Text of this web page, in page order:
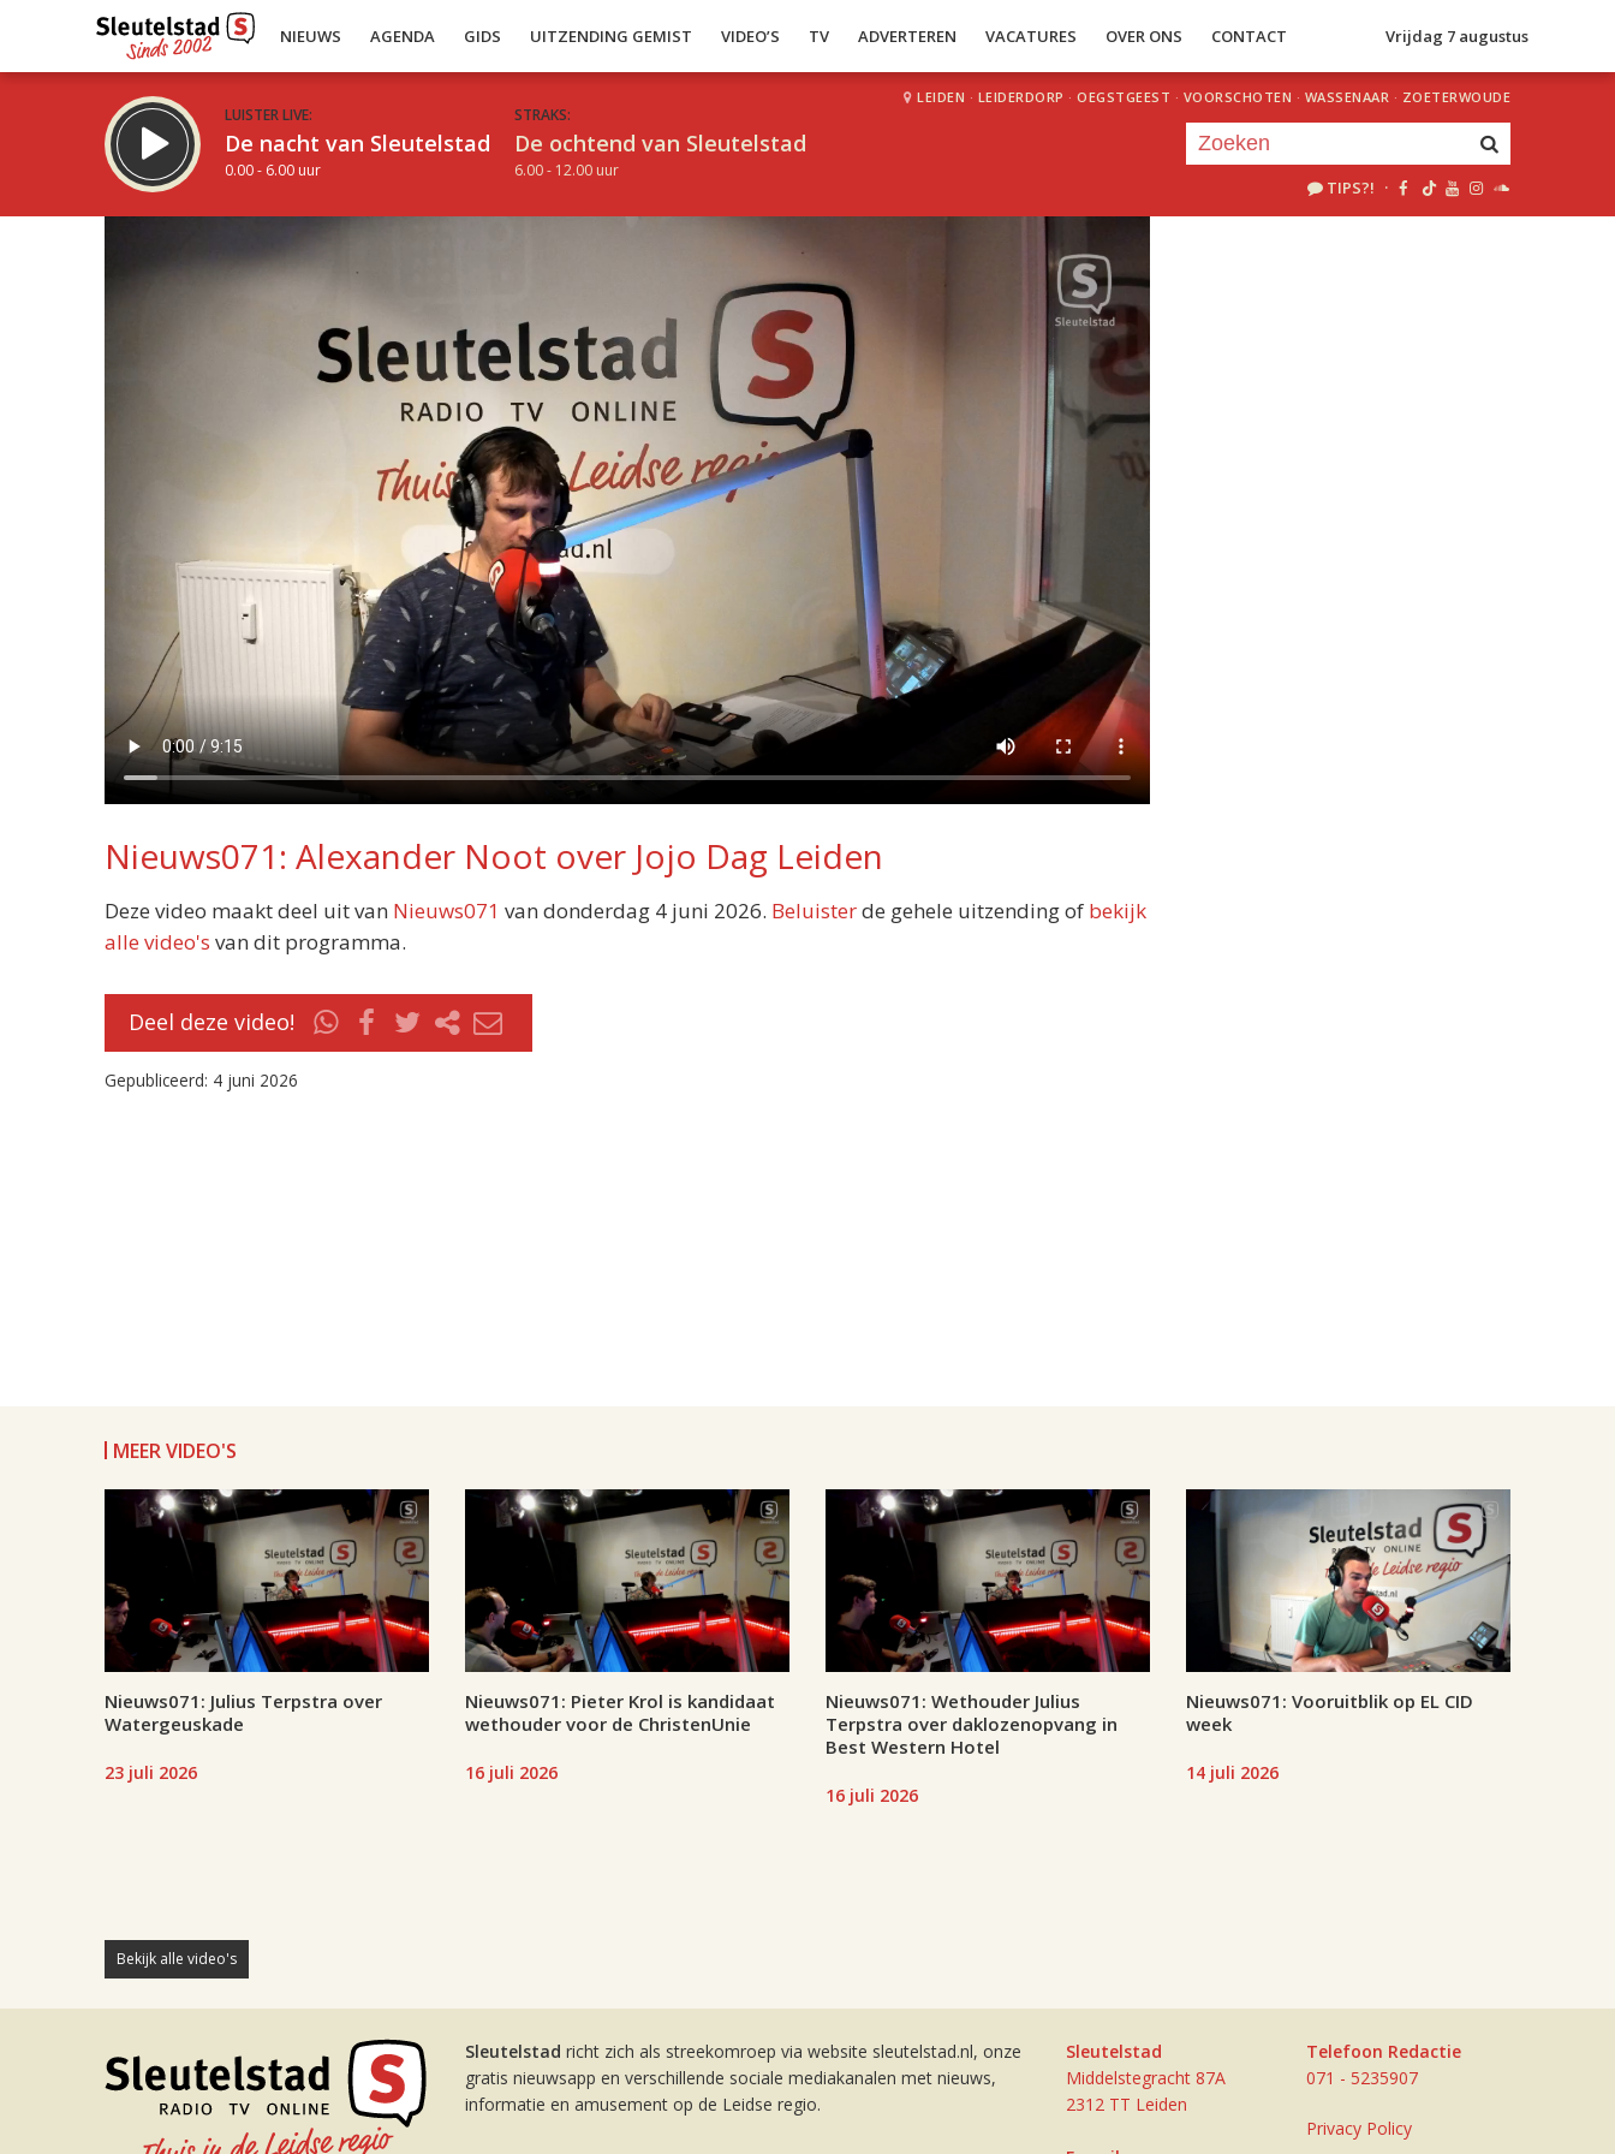
NIEUWS AGENDA GIDS UITZENDING GEMIST VIDEO’S TV ADVERTEREN VACATURES OVER ONS CONTACT Vrijdag 7 augustus
LUISTER LIVE:
De nacht van Sleutelstad
0.00 - 6.00 uur
STRAKS:
De ochtend van Sleutelstad
6.00 - 12.00 uur
LEIDEN · LEIDERDORP · OEGSTGEEST · VOORSCHOTEN · WASSENAAR · ZOETERWOUDE
TIPS?! ·
Nieuws071: Alexander Noot over Jojo Dag Leiden
Deze video maakt deel uit van Nieuws071 van donderdag 4 juni 2026. Beluisterde gehele uitzending of bekijk
alle video's van dit programma.
Deel deze video!
Gepubliceerd: 4 juni 2026
MEER VIDEO'S
Nieuws071: Julius Terpstra over
Watergeuskade
23 juli 2026
Nieuws071: Pieter Krol is kandidaat
wethouder voor de ChristenUnie
16 juli 2026
Nieuws071: Wethouder Julius
Terpstra over daklozenopvang in
Best Western Hotel
16 juli 2026
Nieuws071: Vooruitblik op EL CID
week
14 juli 2026
Bekijk alle video's
Sleutelstad richt zich als streekomroep via website sleutelstad.nl, onze
gratis nieuwsapp en verschillende sociale mediakanalen met nieuws,
informatie en amusement op de Leidse regio.
Sleutelstad
Middelstegracht 87A
2312 TT Leiden
Telefoon Redactie
071 - 5235907
Privacy Policy